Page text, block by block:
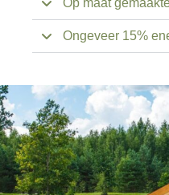
Op maat
Ongeveer 15%